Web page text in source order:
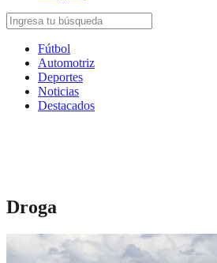
Fútbol
Automotriz
Deportes
Noticias
Destacados
Droga